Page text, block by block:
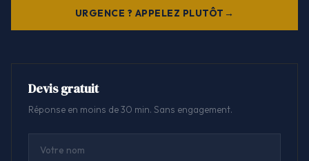
URGENCE ? APPELEZ PLUTÔT
Devis gratuit
Réponse en moins de 30 min. Sans engagement.